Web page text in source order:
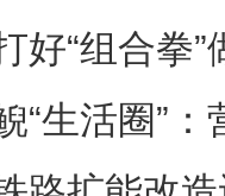
好“组合拳
“生活圈”